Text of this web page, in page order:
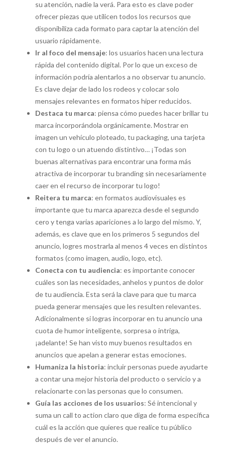
su atención, nadie la verá. Para esto es clave poder
ofrecer piezas que utilicen todos los recursos que
disponibiliza cada formato para captar la atención del
usuario rápidamente.
Ir al foco del mensaje: los usuarios hacen una lectura
rápida del contenido digital. Por lo que un exceso de
información podría alentarlos a no observar tu anuncio.
Es clave dejar de lado los rodeos y colocar solo
mensajes relevantes en formatos hiper reducidos.
Destaca tu marca: piensa cómo puedes hacer brillar tu
marca incorporándola orgánicamente. Mostrar en
imagen un vehículo ploteado, tu packaging, una tarjeta
con tu logo o un atuendo distintivo… ¡Todas son
buenas alternativas para encontrar una forma más
atractiva de incorporar tu branding sin necesariamente
caer en el recurso de incorporar tu logo!
Reitera tu marca: en formatos audiovisuales es
importante que tu marca aparezca desde el segundo
cero y tenga varias apariciones a lo largo del mismo. Y,
además, es clave que en los primeros 5 segundos del
anuncio, logres mostrarla al menos 4 veces en distintos
formatos (como imagen, audio, logo, etc).
Conecta con tu audiencia: es importante conocer
cuáles son las necesidades, anhelos y puntos de dolor
de tu audiencia. Esta será la clave para que tu marca
pueda generar mensajes que les resulten relevantes.
Adicionalmente si logras incorporar en tu anuncio una
cuota de humor inteligente, sorpresa o intriga,
¡adelante! Se han visto muy buenos resultados en
anuncios que apelan a generar estas emociones.
Humaniza la historia: incluir personas puede ayudarte
a contar una mejor historia del producto o servicio y a
relacionarte con las personas que lo consumen.
Guía las acciones de los usuarios: Sé intencional y
suma un call to action claro que diga de forma específica
cuál es la acción que quieres que realice tu público
después de ver el anuncio.